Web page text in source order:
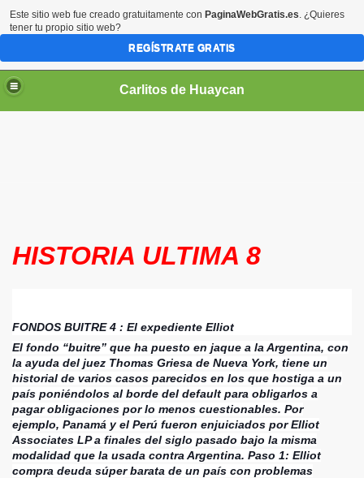
Carlitos de Huaycan
HISTORIA ULTIMA 8
FONDOS BUITRE 4 : El expediente Elliot
El fondo “buitre” que ha puesto en jaque a la Argentina, con
la ayuda del juez Thomas Griesa de Nueva York, tiene un
historial de varios casos parecidos en los que hostiga a un
país poniéndolos al borde del default para obligarlos a
pagar obligaciones por lo menos cuestionables. Por
ejemplo, Panamá y el Perú fueron enjuiciados por Elliot
Associates LP a finales del siglo pasado bajo la misma
modalidad que la usada contra Argentina. Paso 1: Elliot
compra deuda súper barata de un país con problemas
Este sitio web fue creado gratuitamente con PaginaWebGratis.es. ¿Quieres
tener tu propio sitio web?
REGÍSTRATE GRATIS